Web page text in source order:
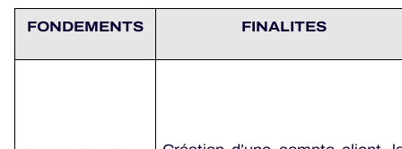
FONDEMENTS FINALITES